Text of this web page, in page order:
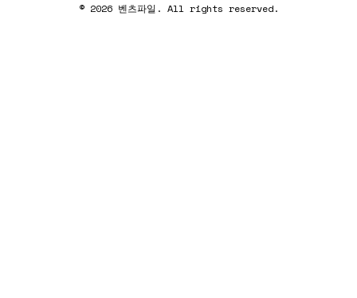
© 2026 벤츠파일. All rights reserved.